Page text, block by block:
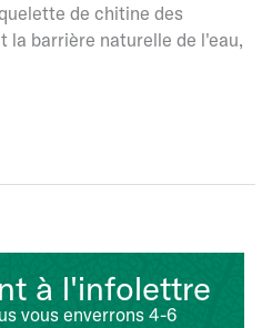
de chitine des
la barrière naturelle de l'eau,
à l'infolettre
vous enverrons 4-6